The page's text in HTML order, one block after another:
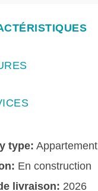
type: Appartement
En construction
livraison: 2026